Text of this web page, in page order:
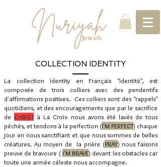
COLLECTION IDENTITY
La collection identity en Français "identité", est
composée de trois colliers avec des pendentifs
d'affirmations positives. Ces colliers sont des "rappels"
quotidiens, et des encouragements que par le sacrifice
de CHRISTà La Croix nous avons été lavés de tous
péchés, et tendons à la perfection (I'M PERFECT) chaque
jour en nous sanctifiant et que nous sommes de belles
créatures. Au moyen de la prière (PRAY) nous faisons
preuve de bravoure ( I'M BRAVE) devant les obstacles car
toute une armée céleste nous accompagne.